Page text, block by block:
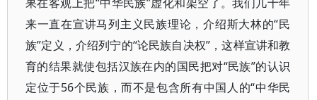
来一直在宣讲马列主义民族理论，介绍斯大林的“民
族”定义，介绍列宁的“论民族自决权”，这样宣讲和教
育的结果就使包括汉族在内的国民把对“民族”的认识
定位于56个民族，而不是包含所有中国人的“中华民